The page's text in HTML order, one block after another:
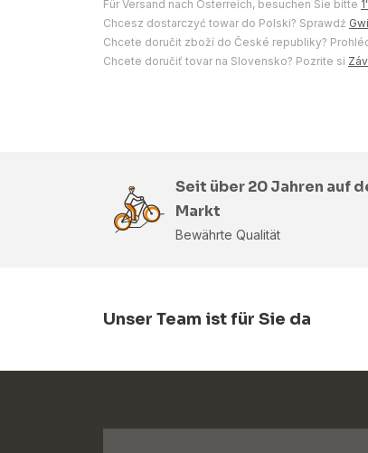
Für Versand nach Österreich, besuchen Sie bitte
Chcesz dostarczyć towar do Polski? Sprawdź
Chcete doručit zboží do České republiky?
Chcete doručiť tovar na Slovensko? Pozrite si
Seit über 20 Jahren auf
Markt
Bewährte Qualität
Unser Team ist für Sie da